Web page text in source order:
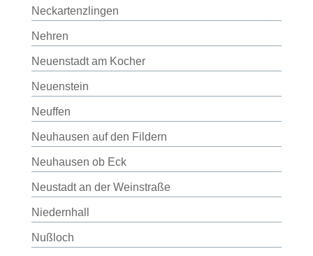
Neckartenzlingen
Nehren
Neuenstadt am Kocher
Neuenstein
Neuffen
Neuhausen auf den Fildern
Neuhausen ob Eck
Neustadt an der Weinstraße
Niedernhall
Nußloch